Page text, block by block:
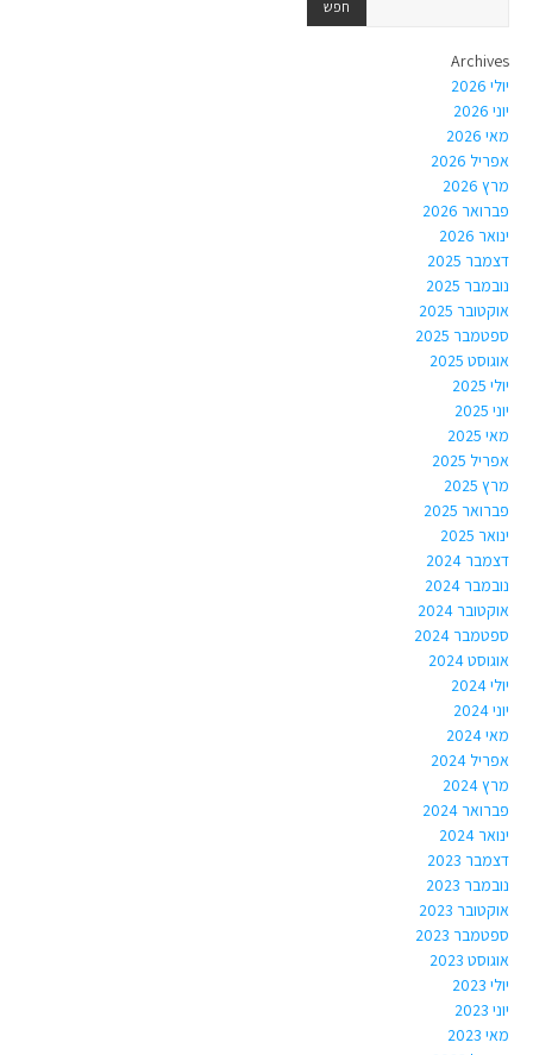
Archives
יולי 2026
יוני 2026
מאי 2026
אפריל 2026
מרץ 2026
פברואר 2026
ינואר 2026
דצמבר 2025
נובמבר 2025
אוקטובר 2025
ספטמבר 2025
אוגוסט 2025
יולי 2025
יוני 2025
מאי 2025
אפריל 2025
מרץ 2025
פברואר 2025
ינואר 2025
דצמבר 2024
נובמבר 2024
אוקטובר 2024
ספטמבר 2024
אוגוסט 2024
יולי 2024
יוני 2024
מאי 2024
אפריל 2024
מרץ 2024
פברואר 2024
ינואר 2024
דצמבר 2023
נובמבר 2023
אוקטובר 2023
ספטמבר 2023
אוגוסט 2023
יולי 2023
יוני 2023
מאי 2023